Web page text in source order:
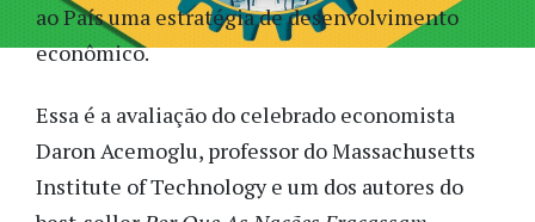
ao País uma estratégia de desenvolvimento
econômico.
Essa é a avaliação do celebrado economista
Daron Acemoglu, professor do Massachusetts
Institute of Technology e um dos autores do